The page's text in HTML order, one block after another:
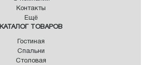
Контакты
Ещё
КАТАЛОГ ТОВАРОВ
Гостиная
Спальни
Столовая